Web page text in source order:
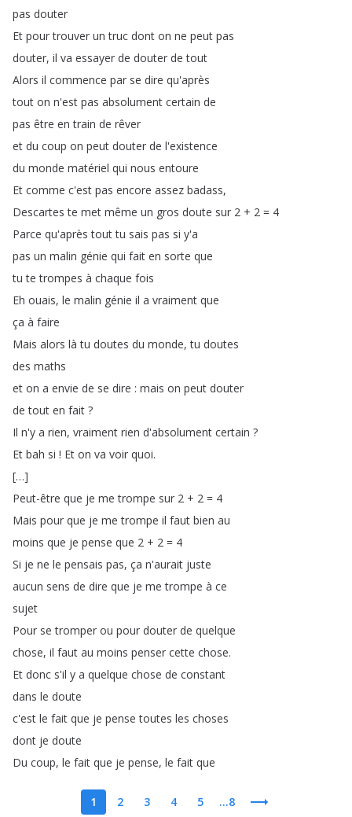
pas douter
Et pour trouver un truc dont on ne peut pas
douter, il va essayer de douter de tout
Alors il commence par se dire qu'après
tout on n'est pas absolument certain de
pas être en train de rêver
et du coup on peut douter de l'existence
du monde matériel qui nous entoure
Et comme c'est pas encore assez badass,
Descartes te met même un gros doute sur 2 + 2 = 4
Parce qu'après tout tu sais pas si y'a
pas un malin génie qui fait en sorte que
tu te trompes à chaque fois
Eh ouais, le malin génie il a vraiment que
ça à faire
Mais alors là tu doutes du monde,tu doutes
des maths
et on a envie de se dire : mais on peut douter
de tout en fait ?
Il n'y a rien, vraiment rien d'absolument certain ?
Et bah si ! Et on va voir quoi.
[…]
Peut-être que je me trompe sur 2 + 2 = 4
Mais pour que je me trompe il faut bien au
moins que je pense que 2 + 2 = 4
Si je ne le pensais pas, ça n'aurait juste
aucun sens de dire que je me trompe à ce
sujet
Pour se tromper ou pour douter de quelque
chose, il faut au moins penser cette chose.
Et donc s'il y a quelque chose de constant
dans le doute
c'est le fait que je pense toutes les choses
dont je doute
Du coup, le fait que je pense, le fait que
1 2 3 4 5 ...8